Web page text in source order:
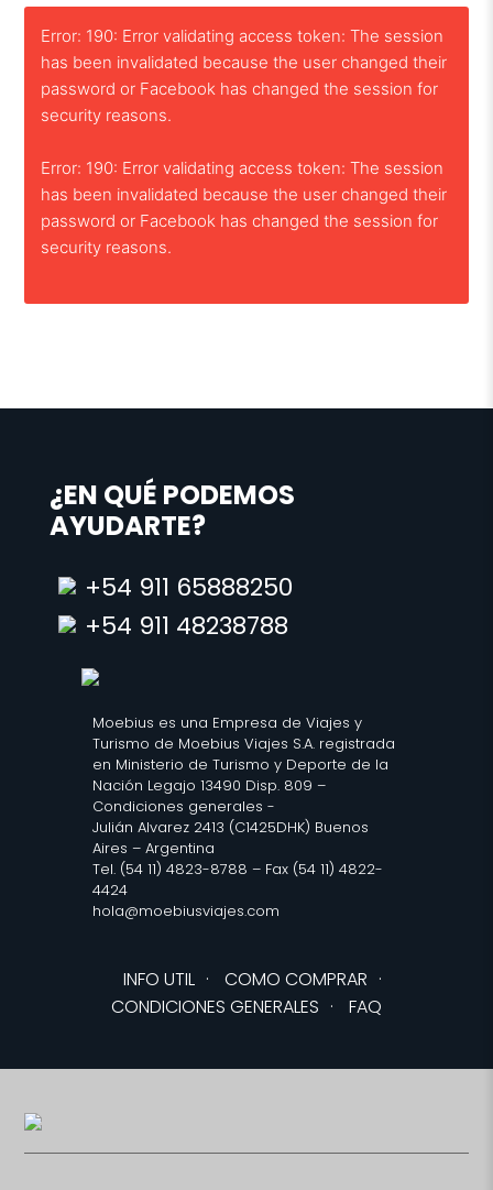
Error: 190: Error validating access token: The session
has been invalidated because the user changed their
password or Facebook has changed the session for
security reasons.
Error: 190: Error validating access token: The session
has been invalidated because the user changed their
password or Facebook has changed the session for
security reasons.
¿EN QUÉ PODEMOS
AYUDARTE?
+54 911 65888250
+54 911 48238788
Moebius es una Empresa de Viajes y
Turismo de Moebius Viajes S.A. registrada
en Ministerio de Turismo y Deporte de la
Nación Legajo 13490 Disp. 809 –
Condiciones generales -
Julián Alvarez 2413 (C1425DHK) Buenos
Aires – Argentina
Tel. (54 11) 4823-8788 – Fax (54 11) 4822-
4424
hola@moebiusviajes.com
INFO UTIL · COMO COMPRAR ·
CONDICIONES GENERALES · FAQ